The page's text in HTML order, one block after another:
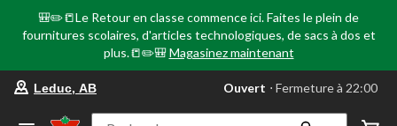
🎒✏️📒Le Retour en classe commence ici. Faites le plein de
fournitures scolaires, d'articles technologiques, de sacs à dos et
plus.📒✏️🎒 Magasinez maintenant
votre
préféré
Leduc, AB Ouvert ⋅ Fermeture à 22:00